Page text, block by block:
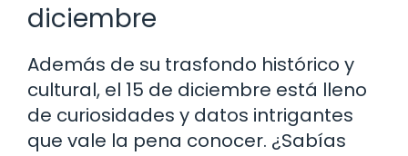
diciembre
Además de su trasfondo histórico y
cultural, el 15 de diciembre está lleno
de curiosidades y datos intrigantes
que vale la pena conocer. ¿Sabías